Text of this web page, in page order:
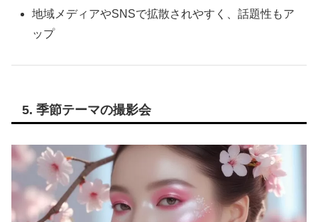
地域メディアやSNSで拡散されやすく、話題性もア
ップ
5. 季節テーマの撮影会